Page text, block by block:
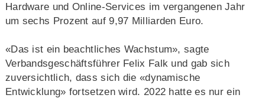
Hardware und Online-Services im vergangenen Jahr
um sechs Prozent auf 9,97 Milliarden Euro.
«Das ist ein beachtliches Wachstum», sagte
Verbandsgeschäftsführer Felix Falk und gab sich
zuversichtlich, dass sich die «dynamische
Entwicklung» fortsetzen wird. 2022 hatte es nur ein